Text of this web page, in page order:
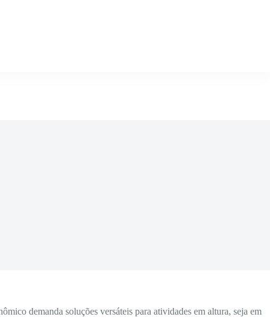
demanda soluções versáteis para atividades em altura, seja em